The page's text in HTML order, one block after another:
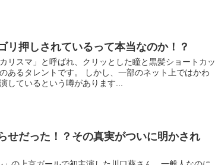
リ押しされているって本当なのか！？
リスマ」と呼ばれ、クリッとした瞳と黒髪ショートカッ
あるタレントです。 しかし、一部のネット上ではかわ
しているという噂があります...
せだった！？その真実がついに明かされ